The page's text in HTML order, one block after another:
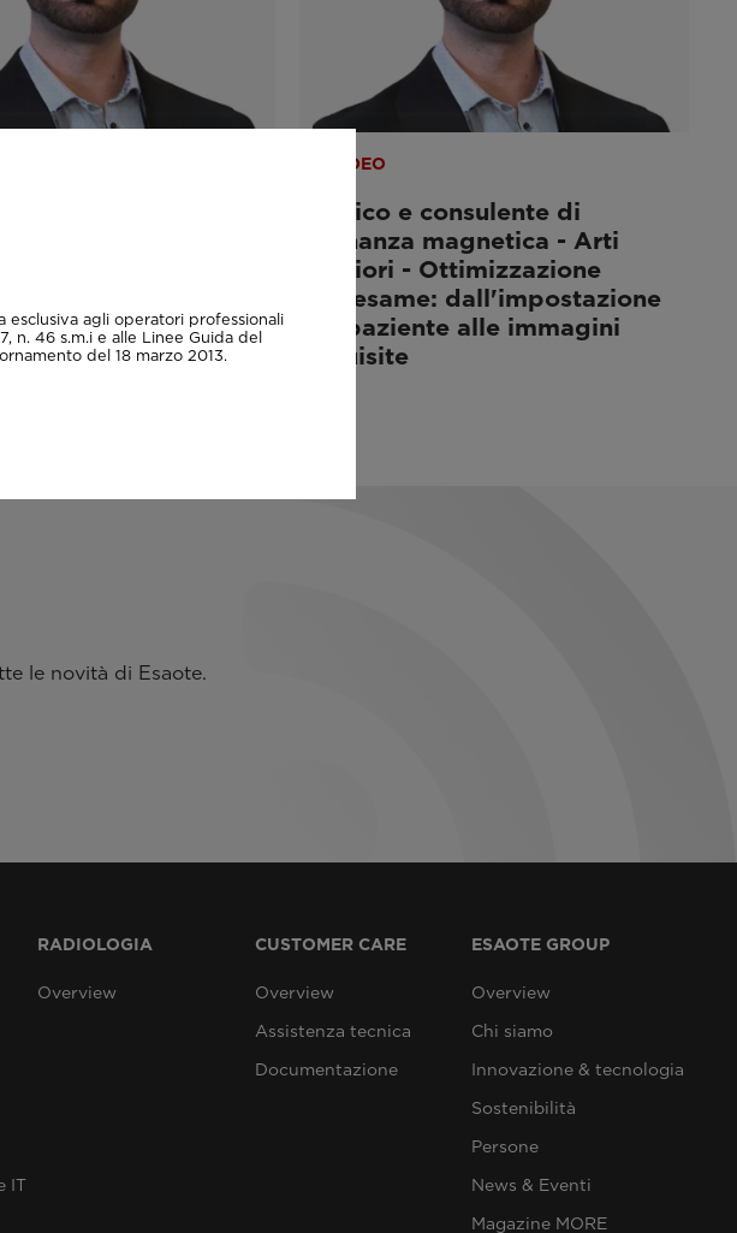
alle immagini
VIDEO
Tecnico e consulente di
risonanza magnetica - Arti
inferiori - Ottimizzazione
dell'esame: dall'impostazione
del paziente alle immagini
acquisite
le novità di Esaote.
IT
RADIOLOGIA
Overview
CUSTOMER CARE
Overview
Assistenza tecnica
Documentazione
ESAOTE GROUP
Overview
Chi siamo
Innovazione & tecnologia
Sostenibilità
Persone
News & Eventi
Magazine MORE
agli operatori professionali
n. 46 s.m.i e alle Linee Guida del
del 18 marzo 2013.